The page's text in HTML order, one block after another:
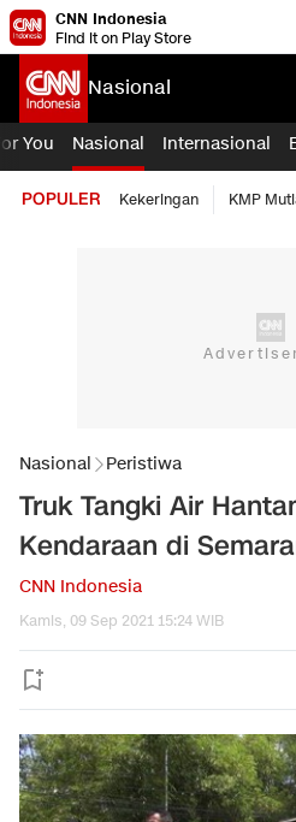
CNN Indonesia
Find it on Play Store
Nasional
You Nasional Internasional
POPULER Kekeringan KMP
Nasional Peristiwa
Truk Tangki Air
Kendaraan di
CNN Indonesia
Kamis, 09 Sep 2021 15:24 WIB